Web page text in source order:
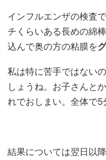
インフルエンザの検査
チくらいある長めの綿
込んで奥の方の粘膜を
私は特に苦手ではない
しょうね。お子さんと
れでおしまい。全体で5
結果については翌日以